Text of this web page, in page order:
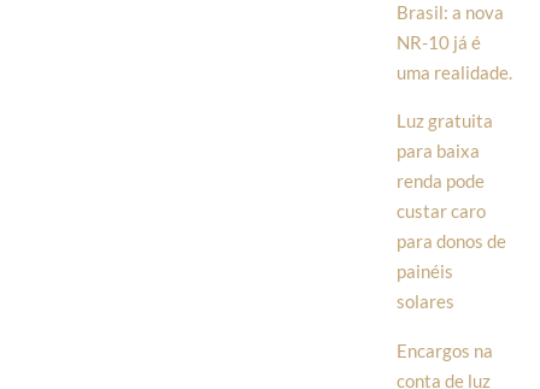
Brasil: a nova
NR-10 já é
uma realidade.
Luz gratuita
para baixa
renda pode
custar caro
para donos de
painéis
solares
Encargos na
conta de luz